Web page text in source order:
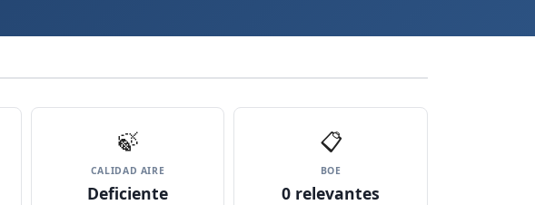
🍃
CALIDAD AIRE
Deficiente
📋
BOE
0 relevantes